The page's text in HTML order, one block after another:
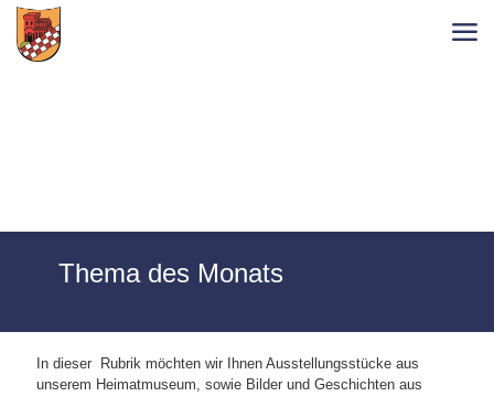
Thema des Monats
In dieser Rubrik möchten wir Ihnen Ausstellungsstücke aus
unserem Heimatmuseum, sowie Bilder und Geschichten aus